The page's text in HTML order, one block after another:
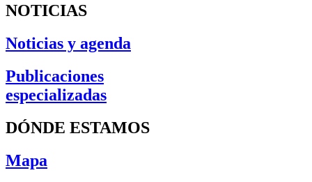
NOTICIAS
Noticias y agenda
Publicaciones
especializadas
DÓNDE ESTAMOS
Mapa